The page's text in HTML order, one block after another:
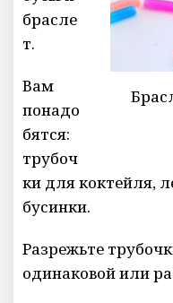
брасле
т.
Вам
понадо
бятся:
трубоч
ки для коктейля,
бусинки.
Разрежьте
одинаковой или